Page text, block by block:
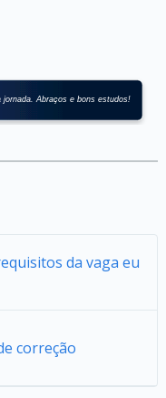
da vaga eu
correção